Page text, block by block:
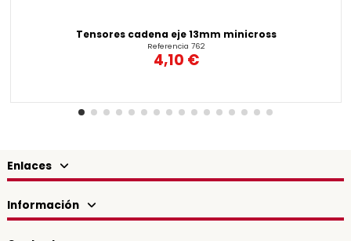
Tensores cadena eje 13mm minicross
Referencia 762
4,10 €
Enlaces
Información